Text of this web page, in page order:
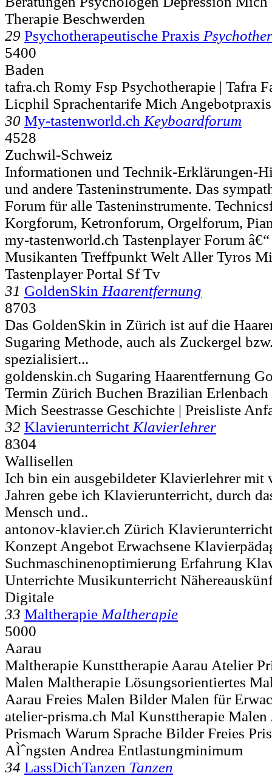
Therapie Beschwerden
29 Psychotherapeutische Praxis
5400
Baden
tafra.ch Romy Fsp Psychotherapie | Tafra
Licphil Sprachentarife Mich
30 My-tastenworld.ch Keyboardforum
4528
Zuchwil-Schweiz
Informationen und Technik-Erklärungen-
und andere Tasteninstrumente. Das
Forum für alle Tasteninstrumente.
Korgforum, Ketronforum, Orgelforum,
my-tastenworld.ch Tastenplayer Forum
Musikanten Treffpunkt Welt Aller Tyros
Tastenplayer Portal Sf Tv
31 GoldenSkin Haarentfernung
8703
Das GoldenSkin in Zürich ist auf die
Sugaring Methode, auch als Zuckergel
spezialisiert...
goldenskin.ch Sugaring Haarentfernung
Termin Zürich Buchen Brazilian
Mich Seestrasse Geschichte | Preisliste
32 Klavierunterricht Klavierlehrer
8304
Wallisellen
Ich bin ein ausgebildeter Klavierlehrer mit
Jahren gebe ich Klavierunterricht, durch
Mensch und..
antonov-klavier.ch Zürich
Konzept Angebot Erwachsene
Suchmaschinenoptimierung Erfahrung
Unterrichte Musikunterricht
Digitale
33 Maltherapie Maltherapie
5000
Aarau
Maltherapie Kunsttherapie Aarau Atelier
Malen Maltherapie Lösungsorientiertes
Aarau Freies Malen Bilder Malen für
atelier-prisma.ch Mal Kunsttherapie Malen
Prismach Warum Sprache Bilder Freies
AÌˆngsten Andrea Entlastungminimum
34 LassDichTanzen Tanzen